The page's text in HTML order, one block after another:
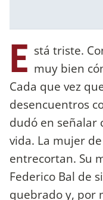
E stá triste.
muy bien
Cada que vez
desencuentros
dudó en señalar
vida. La mujer
entrecortan. Su
Federico Bal de
quebrado y, por